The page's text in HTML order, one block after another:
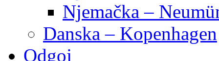
Njemačka –
Danska – Kopenhagen
Odgoj